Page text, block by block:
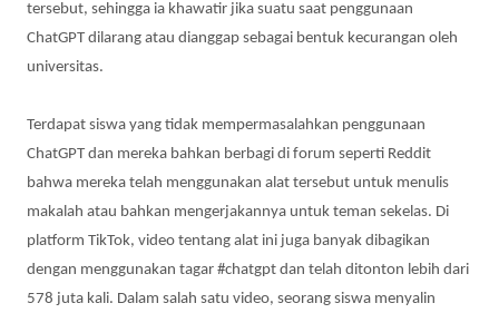
tersebut, sehingga ia khawatir jika suatu saat penggunaan
ChatGPT dilarang atau dianggap sebagai bentuk kecurangan oleh
universitas.
Terdapat siswa yang tidak mempermasalahkan penggunaan
ChatGPT dan mereka bahkan berbagi di forum seperti Reddit
bahwa mereka telah menggunakan alat tersebut untuk menulis
makalah atau bahkan mengerjakannya untuk teman sekelas. Di
platform TikTok, video tentang alat ini juga banyak dibagikan
dengan menggunakan tagar #chatgpt dan telah ditonton lebih dari
578 juta kali. Dalam salah satu video, seorang siswa menyalin